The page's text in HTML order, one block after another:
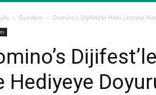
Gündem Domino’s Dijifest’le Hem Lezzete
Hediyeye